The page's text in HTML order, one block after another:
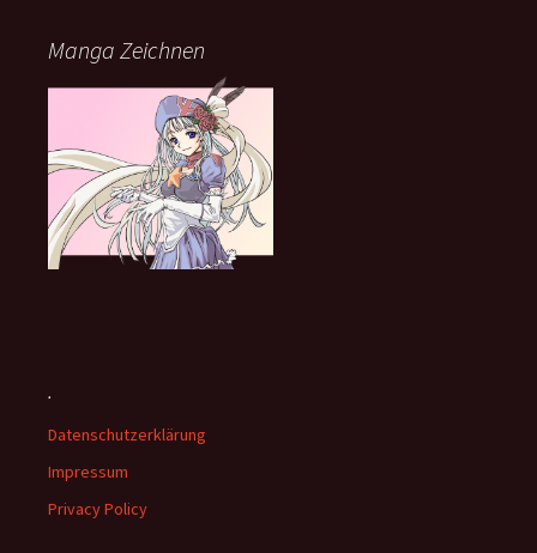
Manga Zeichnen
.
Datenschutzerklärung
Impressum
Privacy Policy